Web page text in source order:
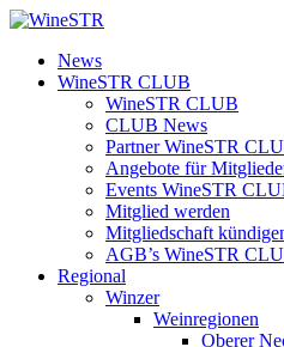
Zum
springen
WineSTR
News
WineSTR CLUB
WineSTR CLUB
CLUB News
Partner WineSTR
Angebote für
Events WineSTR
Mitglied werden
Mitgliedschaft
AGB’s WineSTR
Regional
Winzer
Weinregionen
Oberer